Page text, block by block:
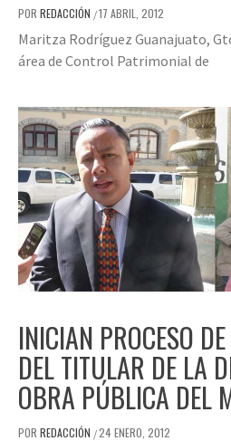
POR REDACCIÓN /17 ABRIL, 2012
Maritza Rodríguez Guanajuato,
área de Control Patrimonial de
INICIAN PROCESO
DEL TITULAR DE LA
OBRA PÚBLICA DEL
POR REDACCIÓN /24 ENERO, 2012